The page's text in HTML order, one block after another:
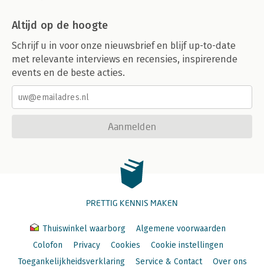
Altijd op de hoogte
Schrijf u in voor onze nieuwsbrief en blijf up-to-date
met relevante interviews en recensies, inspirerende
events en de beste acties.
Aanmelden
PRETTIG KENNIS MAKEN
Thuiswinkel waarborg
Algemene voorwaarden
Colofon
Privacy Cookies
Cookie instellingen
Toegankelijkheidsverklaring
Service & Contact Over ons